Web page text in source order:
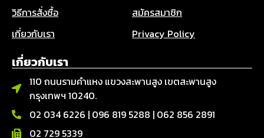
วิธีการสั่งซื้อ
สมัครสมาชิก
เกี่ยวกับเรา
Privacy Policy
เกี่ยวกับเรา
110 ถนนรามคำแหง แขวงสะพานสูง เขตสะพานสูง
กรุงเทพฯ 10240.
02 034 6226 | 096 819 5288 | 062 856 2891
02 729 5339